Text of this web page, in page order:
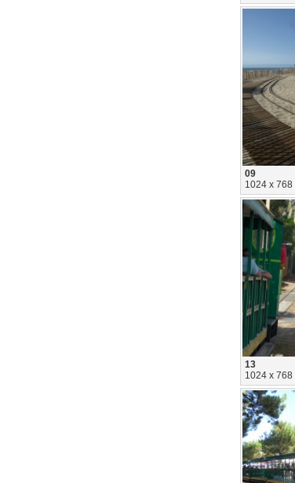
09
1024 x 768
13
1024 x 768